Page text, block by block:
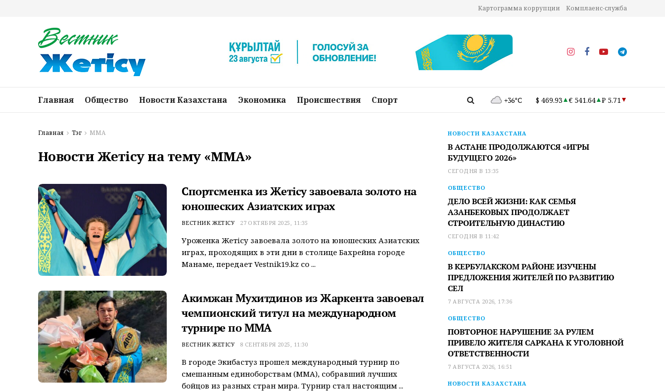
Картограмма коррупции Комплаенс-служба
Главная Общество Новости Казахстана Экономика Происшествия Спорт +36°C $ 469.93 € 541.64 ₽ 5.71
Главная Тэг ММА
Новости Жетісу на тему «ММА»
Спортсменка из Жетiсу завоевала золото на
юношеских Азиатских играх
ВЕСТНИК ЖЕТІСУ 27 ОКТЯБРЯ 2025, 11:35
Уроженка Жетiсу завоевала золото на юношеских Азиатских
играх, проходящих в эти дни в столице Бахрейна городе
Манаме, передает Vestnik19.kz со ...
Акимжан Мухитдинов из Жаркента завоевал
чемпионский титул на международном
турнире по ММА
ВЕСТНИК ЖЕТІСУ 8 СЕНТЯБРЯ 2025, 11:30
В городе Экибастуз прошел международный турнир по
смешанным единоборствам (ММА), собравший лучших
бойцов из разных стран мира. Турнир стал настоящим ...
НОВОСТИ КАЗАХСТАНА
В АСТАНЕ ПРОДОЛЖАЮТСЯ «ИГРЫ
БУДУЩЕГО 2026»
СЕГОДНЯ В 13:35
ОБЩЕСТВО
ДЕЛО ВСЕЙ ЖИЗНИ: КАК СЕМЬЯ
АЗАНБЕКОВЫХ ПРОДОЛЖАЕТ
СТРОИТЕЛЬНУЮ ДИНАСТИЮ
СЕГОДНЯ В 11:42
ОБЩЕСТВО
В КЕРБУЛАКСКОМ РАЙОНЕ ИЗУЧЕНЫ
ПРЕДЛОЖЕНИЯ ЖИТЕЛЕЙ ПО РАЗВИТИЮ
СЕЛ
7 АВГУСТА 2026, 17:36
ОБЩЕСТВО
ПОВТОРНОЕ НАРУШЕНИЕ ЗА РУЛЕМ
ПРИВЕЛО ЖИТЕЛЯ САРКАНА К УГОЛОВНОЙ
ОТВЕТСТВЕННОСТИ
7 АВГУСТА 2026, 16:51
НОВОСТИ КАЗАХСТАНА